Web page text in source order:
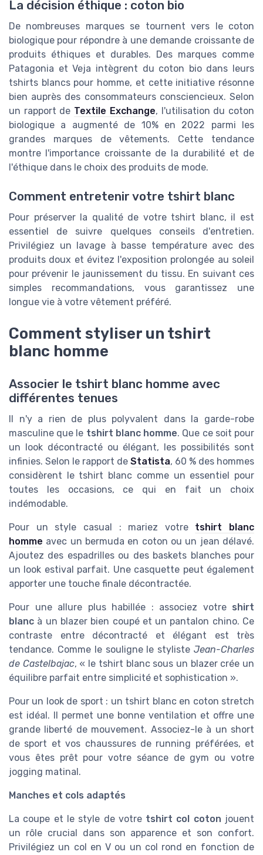
La décision éthique : coton bio
De nombreuses marques se tournent vers le coton
biologique pour répondre à une demande croissante de
produits éthiques et durables. Des marques comme
Patagonia et Veja intègrent du coton bio dans leurs
tshirts blancs pour homme, et cette initiative résonne
bien auprès des consommateurs consciencieux. Selon
un rapport de Textile Exchange, l'utilisation du coton
biologique a augmenté de 10% en 2022 parmi les
grandes marques de vêtements. Cette tendance
montre l'importance croissante de la durabilité et de
l'éthique dans le choix des produits de mode.
Comment entretenir votre tshirt blanc
Pour préserver la qualité de votre tshirt blanc, il est
essentiel de suivre quelques conseils d'entretien.
Privilégiez un lavage à basse température avec des
produits doux et évitez l'exposition prolongée au soleil
pour prévenir le jaunissement du tissu. En suivant ces
simples recommandations, vous garantissez une
longue vie à votre vêtement préféré.
Comment styliser un tshirt
blanc homme
Associer le tshirt blanc homme avec
différentes tenues
Il n'y a rien de plus polyvalent dans la garde-robe
masculine que le tshirt blanc homme. Que ce soit pour
un look décontracté ou élégant, les possibilités sont
infinies. Selon le rapport de Statista, 60 % des hommes
considèrent le tshirt blanc comme un essentiel pour
toutes les occasions, ce qui en fait un choix
indémodable.
Pour un style casual : mariez votre tshirt blanc
homme avec un bermuda en coton ou un jean délavé.
Ajoutez des espadrilles ou des baskets blanches pour
un look estival parfait. Une casquette peut également
apporter une touche finale décontractée.
Pour une allure plus habillée : associez votre shirt
blanc à un blazer bien coupé et un pantalon chino. Ce
contraste entre décontracté et élégant est très
tendance. Comme le souligne le styliste Jean-Charles
de Castelbajac, « le tshirt blanc sous un blazer crée un
équilibre parfait entre simplicité et sophistication ».
Pour un look de sport : un tshirt blanc en coton stretch
est idéal. Il permet une bonne ventilation et offre une
grande liberté de mouvement. Associez-le à un short
de sport et vos chaussures de running préférées, et
vous êtes prêt pour votre séance de gym ou votre
jogging matinal.
Manches et cols adaptés
La coupe et le style de votre tshirt col coton jouent
un rôle crucial dans son apparence et son confort.
Privilégiez un col en V ou un col rond en fonction de